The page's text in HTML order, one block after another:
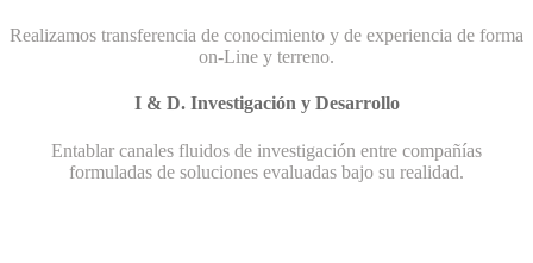
Realizamos transferencia de conocimiento y de experiencia de forma
on-Line y terreno.
I & D. Investigación y Desarrollo
Entablar canales fluidos de investigación entre compañías
formuladas de soluciones evaluadas bajo su realidad.